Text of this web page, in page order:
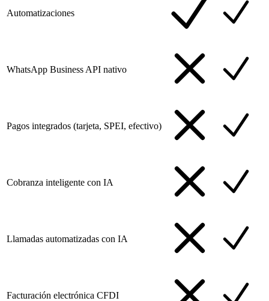
Automatizaciones
WhatsApp Business API nativo
Pagos integrados (tarjeta, SPEI, efectivo)
Cobranza inteligente con IA
Llamadas automatizadas con IA
Facturación electrónica CFDI